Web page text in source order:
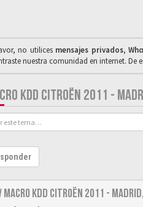
no utilices mensajes privados,
nuestra comunidad en internet.
KDD CITROËN 2011 -
Macro KDD Citroën 2011 -